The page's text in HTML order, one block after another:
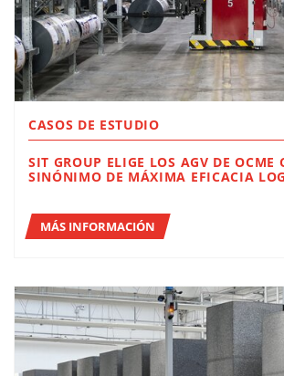
CASOS DE ESTUDIO
SIT GROUP ELIGE LOS AGV DE OCME
SINÓNIMO DE MÁXIMA EFICACIA
MÁS INFORMACIÓN